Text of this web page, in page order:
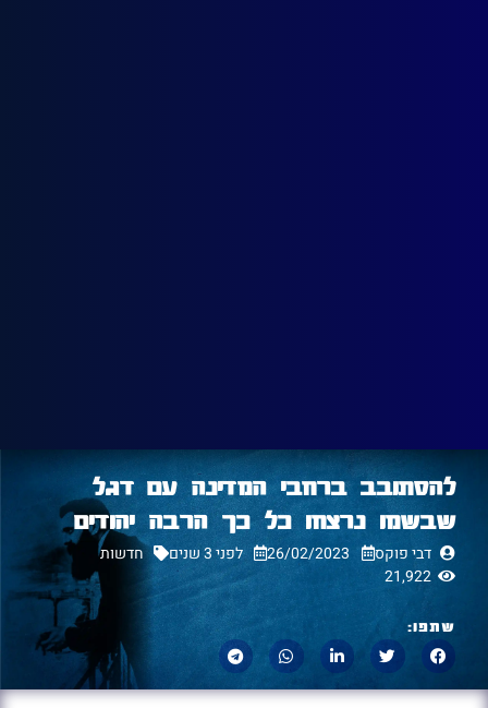
להסתובב ברחבי המדינה עם דגל
שבשמו נרצחו כל כך הרבה יהודים
דבי פוקס 26/02/2023 לפני 3 שנים
חדשות
21,922
שתפו: